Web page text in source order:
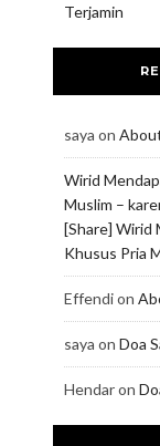
Terjamin
saya on
Wirid
Muslim –
[Share] Wirid
Khusus Pria
Effendion
saya on Doa
Hendaron